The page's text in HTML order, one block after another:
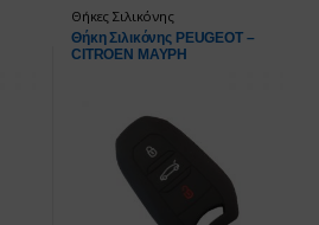
Θήκες Σιλικόνης
Θήκη Σιλικόνης PEUGEOT –
CITROEN ΜΑΥΡΗ